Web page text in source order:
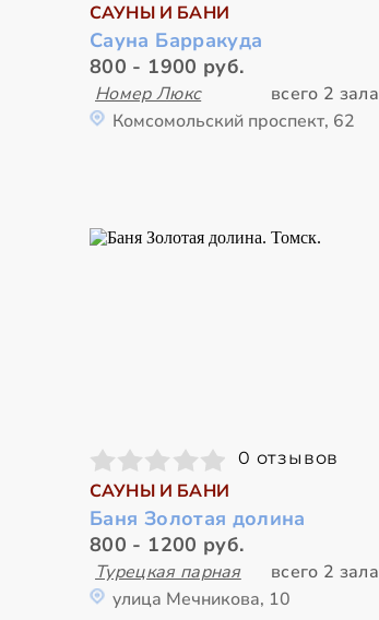
САУНЫ И БАНИ
Сауна Барракуда
800 - 1900 руб.
Номер Люкс
всего 2 зала
Комсомольский проспект, 62
0 отзывов
САУНЫ И БАНИ
Баня Золотая долина
800 - 1200 руб.
Турецкая парная
всего 2 зала
улица Мечникова, 10